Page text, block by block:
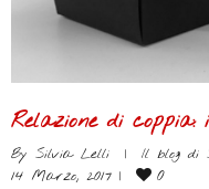
Relazione di coppia:
By Silvia Lelli | Il blog di
14 Marzo, 2017 | 0